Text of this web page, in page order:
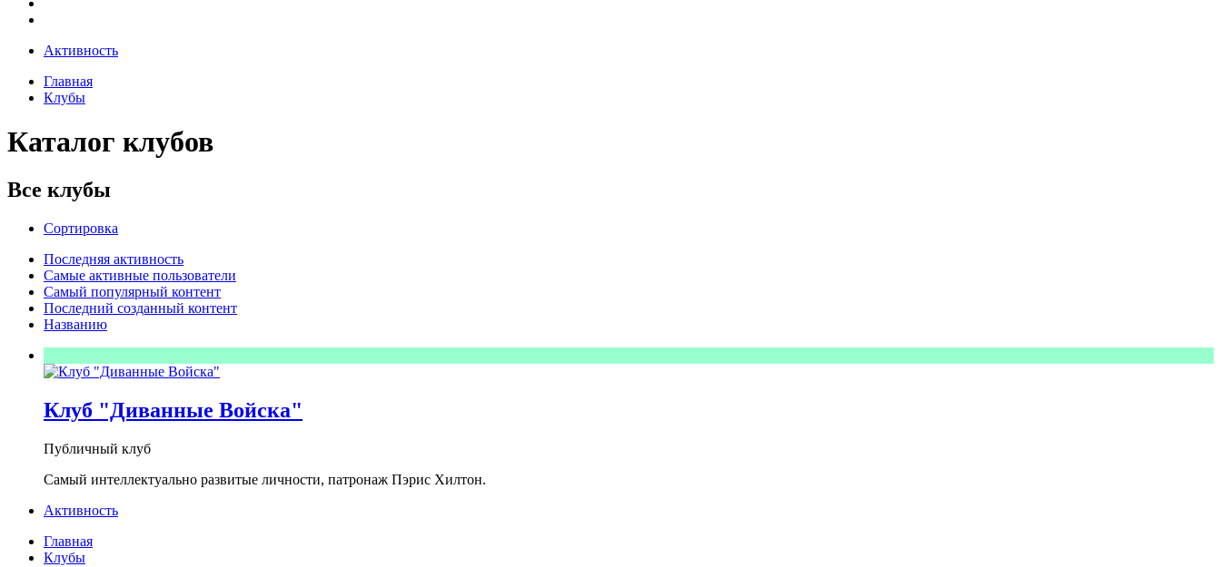
Активность
Главная
Клубы
Каталог клубов
Все клубы
Сортировка
Последняя активность
Самые активные пользователи
Самый популярный контент
Последний созданный контент
Названию
Клуб "Диванные Войска"
Публичный клуб
Самый интеллектуально развитые личности, патронаж Пэрис Хилтон.
Активность
Главная
Клубы